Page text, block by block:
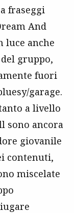
fraseggi
And
luce anche
gruppo,
fuori
garage.
a livello
sono ancora
giovanile
contenuti,
miscelate